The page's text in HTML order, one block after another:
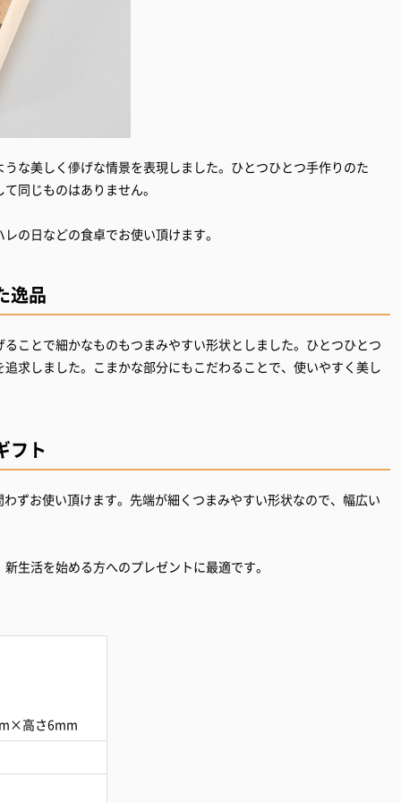
な美しく儚げな情景を表現しました。ひとつひとつ手作りのた
同じものはありません。
逸品
ことで細かなものもつまみやすい形状としました。ひとつひとつ
求しました。こまかな部分にもこだわることで、使いやすく美し
フト
ずお使い頂けます。先端が細くつまみやすい形状なので、幅広い
生活を始める方へのプレゼントに最適です。
高さ6mm